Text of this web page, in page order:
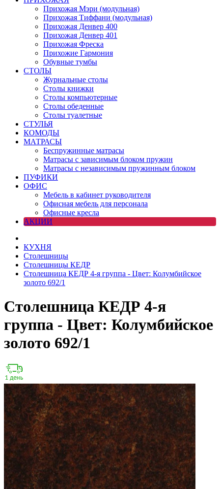
Прихожая Мэри (модульная)
Прихожая Тиффани (модульная)
Прихожая Денвер 400
Прихожая Денвер 401
Прихожая Фреска
Прихожие Гармония
Обувные тумбы
СТОЛЫ
Журнальные столы
Столы книжки
Столы компьютерные
Столы обеденные
Столы туалетные
СТУЛЬЯ
КОМОДЫ
МАТРАСЫ
Беспружинные матрасы
Матрасы с зависимым блоком пружин
Матрасы с независимым пружинным блоком
ПУФИКИ
ОФИС
Мебель в кабинет руководителя
Офисная мебель для персонала
Офисные кресла
АКЦИИ
КУХНЯ
Столешницы
Столешницы КЕДР
Столешница КЕДР 4-я группа - Цвет: Колумбийское
золото 692/1
Столешница КЕДР 4-я
группа - Цвет: Колумбийское
золото 692/1